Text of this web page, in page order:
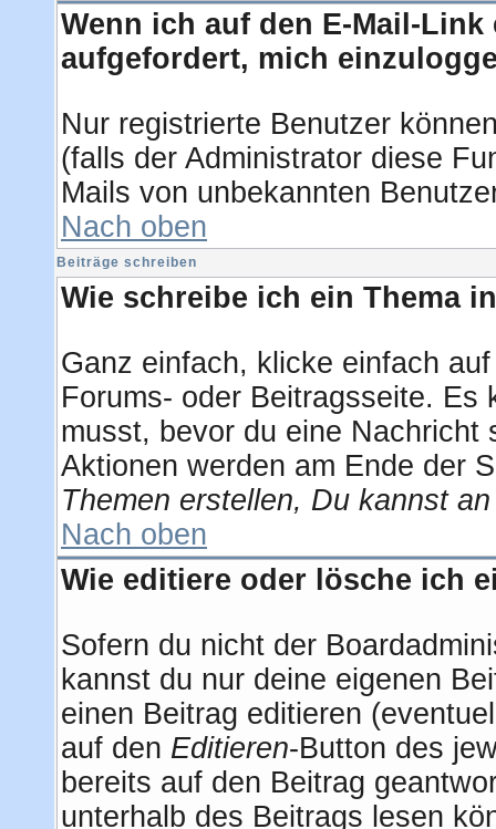
Wenn ich auf den E-Mail-
aufgefordert, mich
Nur registrierte Benutzer
(falls der Administrator diese
Mails von unbekannten
Nach oben
Beiträge schreiben
Wie schreibe ich ein Thema
Ganz einfach, klicke einfach
Forums- oder Beitragsseite.
musst, bevor du eine Nachricht
Aktionen werden am Ende der
Themen erstellen, Du kannst
Nach oben
Wie editiere oder lösche ich
Sofern du nicht der
kannst du nur deine eigenen
einen Beitrag editieren
auf den Editieren-Button des
bereits auf den Beitrag
unterhalb des Beitrags lesen